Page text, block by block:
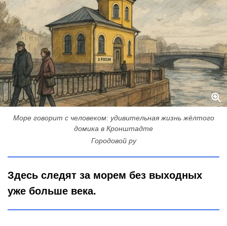
Море говорит с человеком: удивительная жизнь жёлтого
домика в Кронштадте
Городовой ру
Здесь следят за морем без выходных
уже больше века.